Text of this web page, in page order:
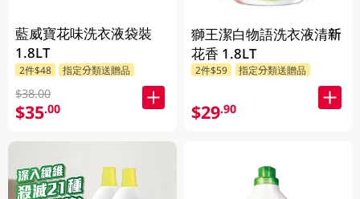
藍威寶花味洗衣液袋裝
1.8LT
2件$48 指定分類送贈品
$38.00
$35.00
獅王潔白物語洗衣液清新
花香 1.8LT
2件$59 指定分類送贈品
$29.90